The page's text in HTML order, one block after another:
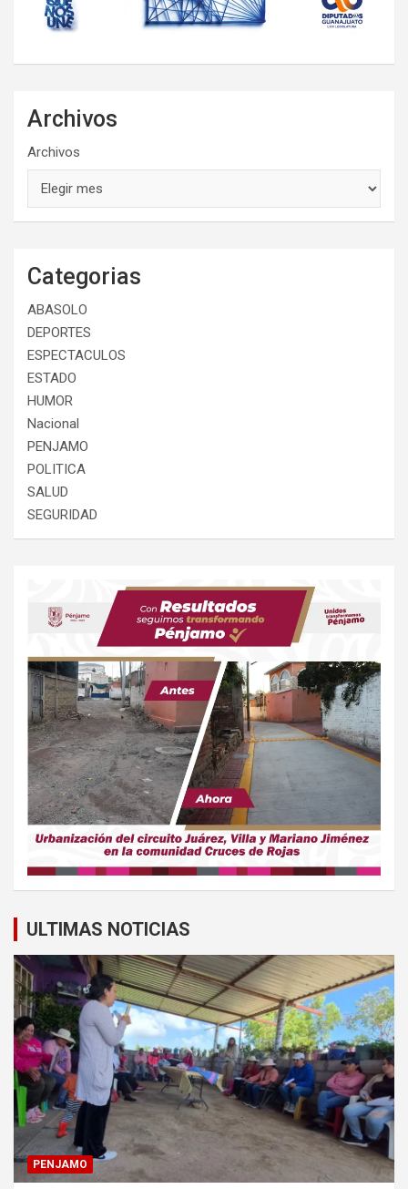
Archivos
Archivos
Categorias
ABASOLO
DEPORTES
ESPECTACULOS
ESTADO
HUMOR
Nacional
PENJAMO
POLITICA
SALUD
SEGURIDAD
ULTIMAS NOTICIAS
PENJAMO